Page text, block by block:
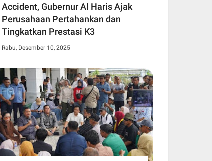
Accident, Gubernur Al Haris Ajak
Perusahaan Pertahankan dan
Tingkatkan Prestasi K3
Rabu, Desember 10, 2025